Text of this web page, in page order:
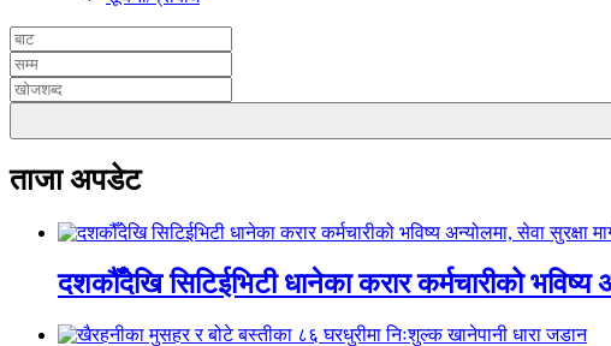
ताजा अपडेट
दशकौँदेखि सिटिईभिटी धानेका करार कर्मचारीको भविष्य